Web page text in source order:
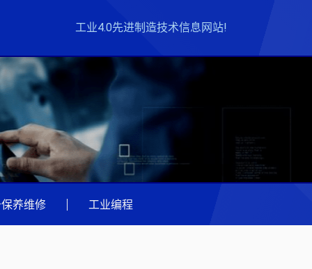
工业4.0先进制造技术信息网站!
养维修 工业编程